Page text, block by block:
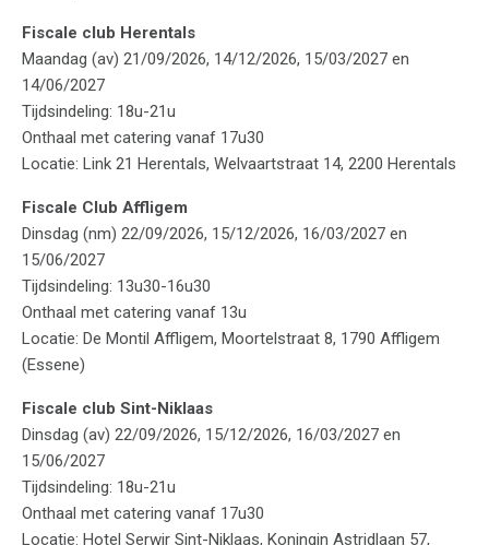
Fiscale club Herentals
Maandag (av) 21/09/2026, 14/12/2026, 15/03/2027 en
14/06/2027
Tijdsindeling: 18u-21u
Onthaal met catering vanaf 17u30
Locatie: Link 21 Herentals, Welvaartstraat 14, 2200 Herentals
Fiscale Club Affligem
Dinsdag (nm) 22/09/2026, 15/12/2026, 16/03/2027 en
15/06/2027
Tijdsindeling: 13u30-16u30
Onthaal met catering vanaf 13u
Locatie: De Montil Affligem, Moortelstraat 8, 1790 Affligem
(Essene)
Fiscale club Sint-Niklaas
Dinsdag (av) 22/09/2026, 15/12/2026, 16/03/2027 en
15/06/2027
Tijdsindeling: 18u-21u
Onthaal met catering vanaf 17u30
Locatie: Hotel Serwir Sint-Niklaas, Koningin Astridlaan 57,